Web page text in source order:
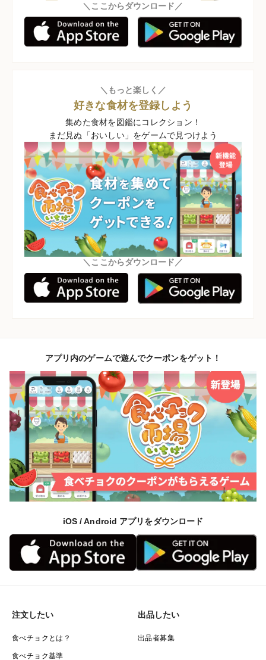
＼ここからダウンロード／
＼もっと楽しく／
好きな食材を登録しよう
集めた食材を図鑑にコレクション！
まだ見ぬ「おいしい」をゲームで見つけよう
＼ここからダウンロード／
アプリ内のゲームで遊んでクーポンをゲット！
iOS / Android アプリをダウンロード
注文したい
食べチョクとは？
食べチョク基準
出品したい
出品者募集